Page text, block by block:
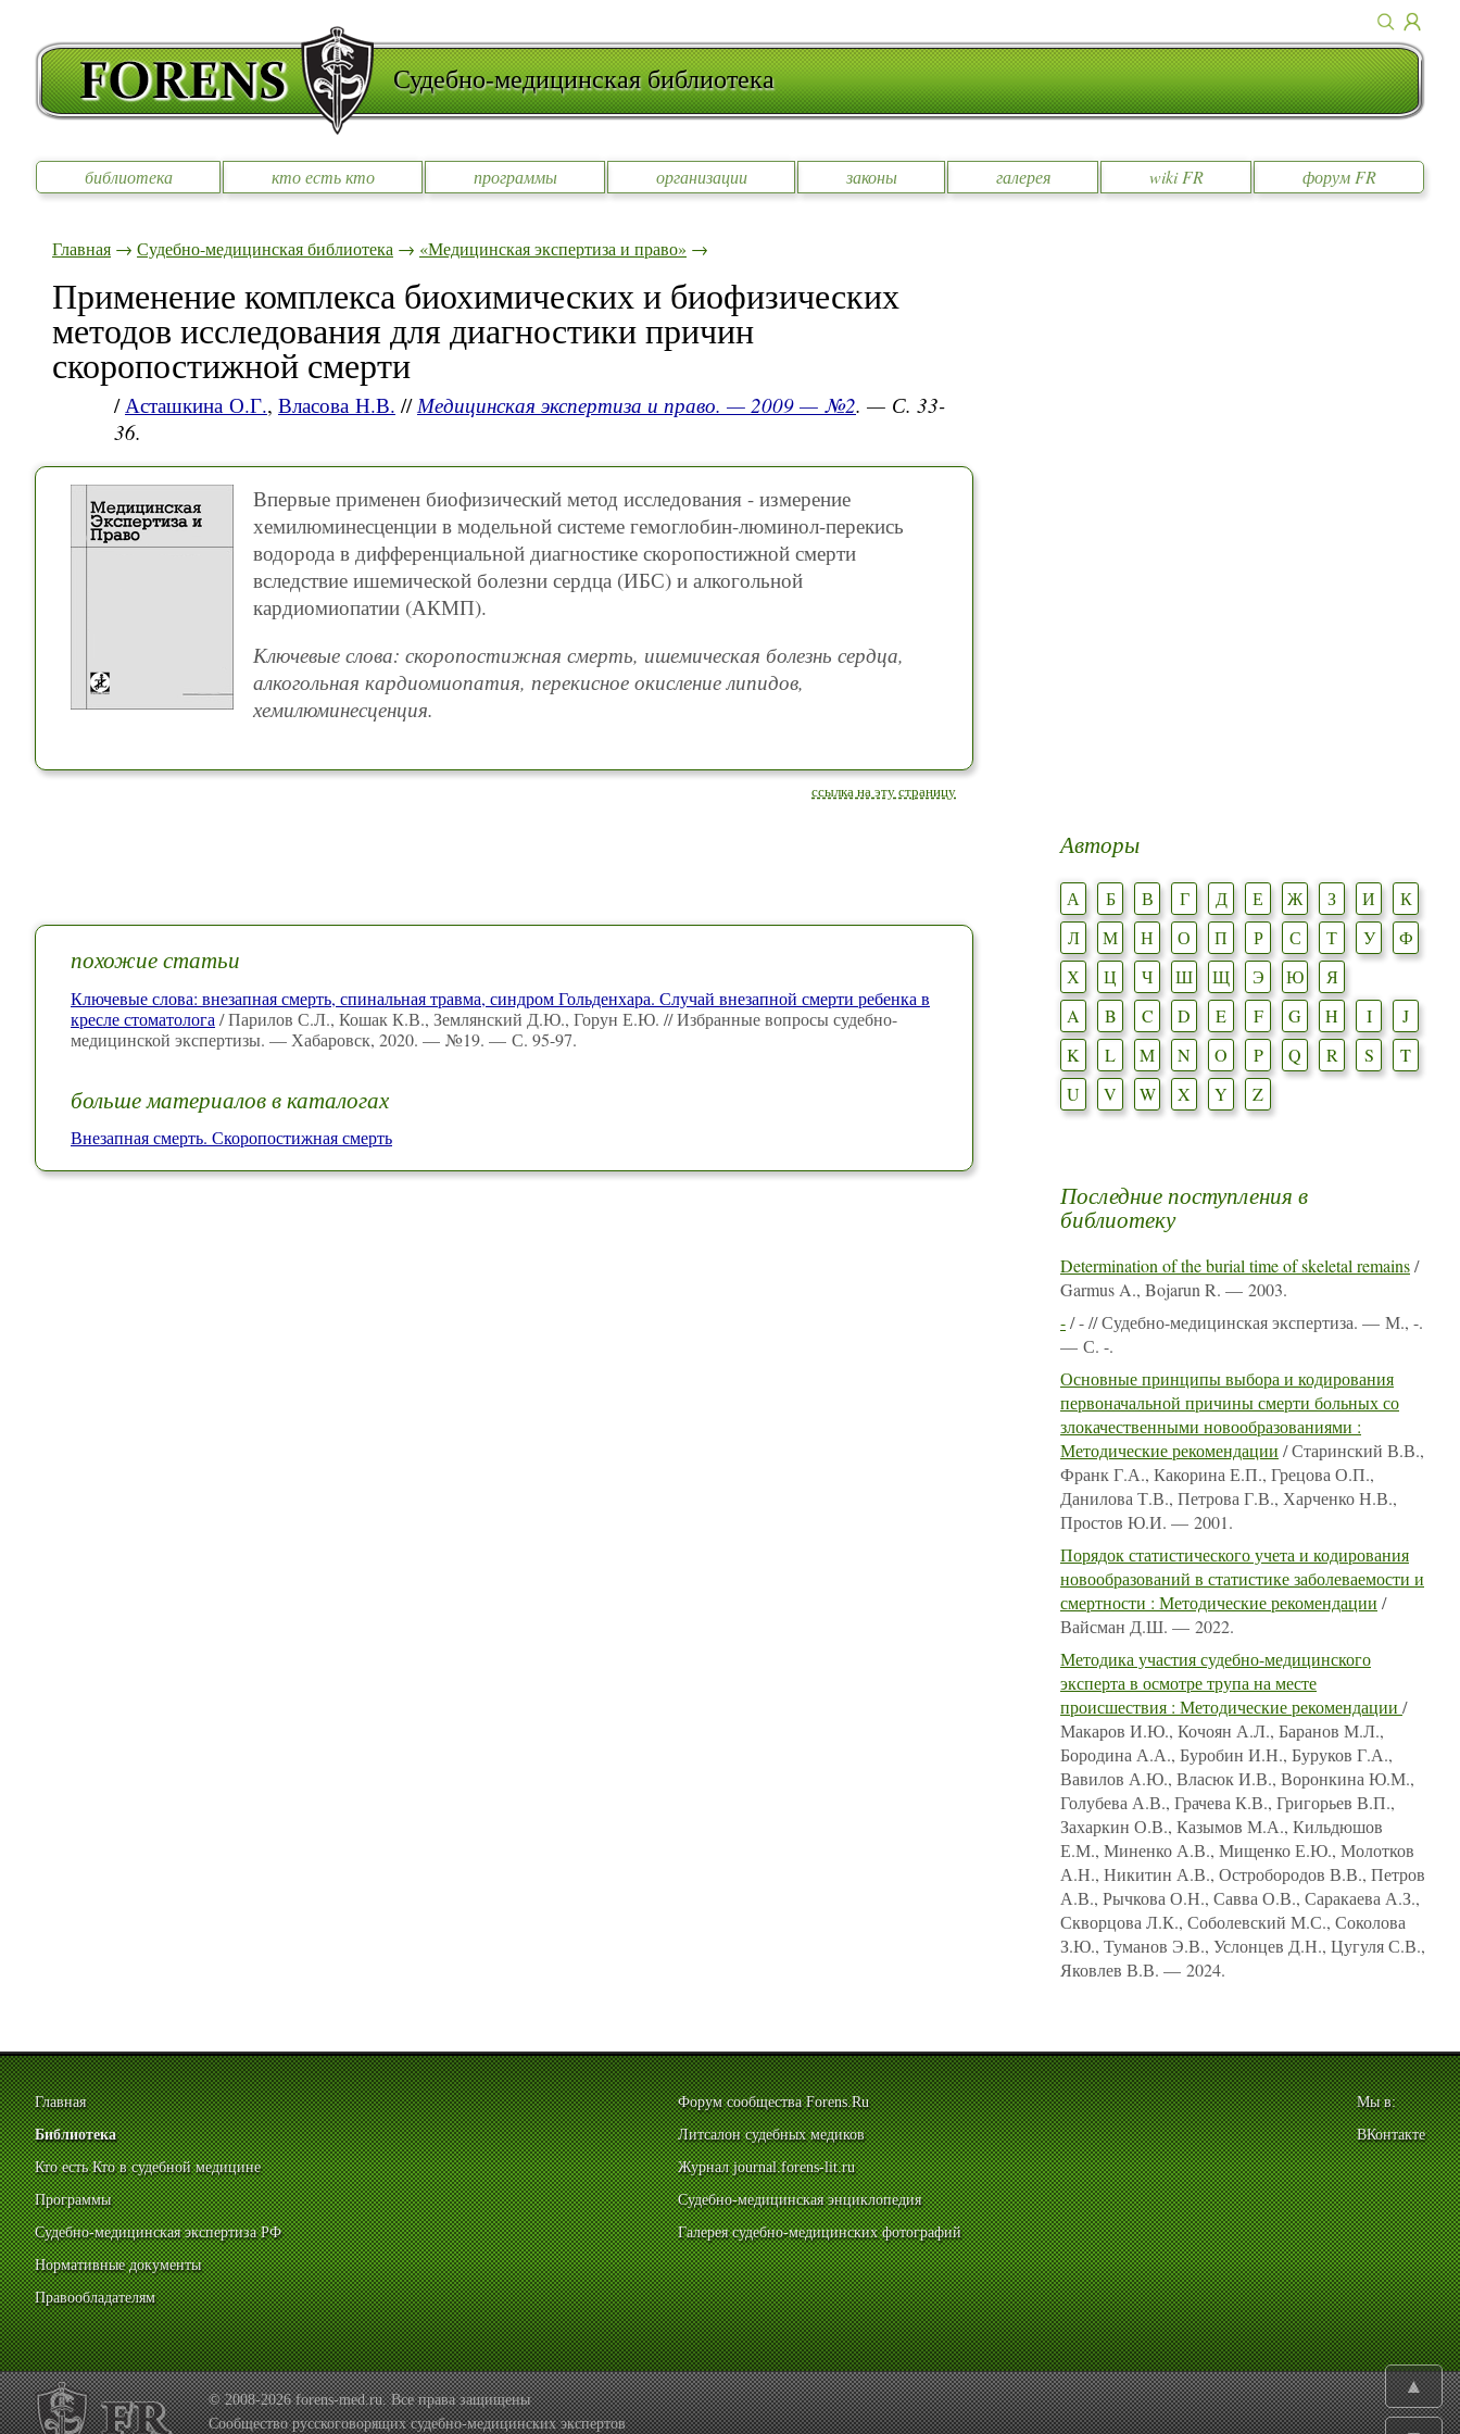
Судебно-медицинская библиотека
библиотека кто есть кто программы организации законы галерея wiki FR форум FR
Главная → Судебно-медицинская библиотека → «Медицинская экспертиза и право» →
Применение комплекса биохимических и биофизических
методов исследования для диагностики причин
скоропостижной смерти
/Асташкина О.Г., Власова Н.В. //Медицинская экспертиза и право. — 2009 — №2. — С. 33-
36.
Впервые применен биофизический метод исследования - измерение
хемилюминесценции в модельной системе гемоглобин-люминол-перекись
водорода в дифференциальной диагностике скоропостижной смерти
вследствие ишемической болезни сердца (ИБС) и алкогольной
кардиомиопатии (АКМП).
Ключевые слова: скоропостижная смерть, ишемическая болезнь сердца,
алкогольная кардиомиопатия, перекисное окисление липидов,
хемилюминесценция.
ссылка на эту страницу
похожие статьи
Ключевые слова: внезапная смерть, спинальная травма, синдром Гольденхара. Случай внезапной смерти ребенка в
кресле стоматолога / Парилов С.Л., Кошак К.В., Землянский Д.Ю., Горун Е.Ю. // Избранные вопросы судебно-
медицинской экспертизы. — Хабаровск, 2020. — №19. — С. 95-97.
больше материалов в каталогах
Внезапная смерть. Скоропостижная смерть
Авторы
А Б В Г Д Е Ж З И
К
Л
М Н О П Р С Т У
Ф
Х
Ц Ч Ш Щ Э Ю
Я
A
B C D E F G H I
J
K
L M N O P Q R S
T
U
V W X Y Z
Последние поступления в
библиотеку
Determination of the burial time of skeletal remains/
Garmus A., Bojarun R. — 2003.
-/ - // Судебно-медицинская экспертиза. — М., -.
— С. -.
Основные принципы выбора и кодирования
первоначальной причины смерти больных со
злокачественными новообразованиями :
Методические рекомендации / Старинский В.В.,
Франк Г.А., Какорина Е.П., Грецова О.П.,
Данилова Т.В., Петрова Г.В., Харченко Н.В.,
Простов Ю.И. — 2001.
Порядок статистического учета и кодирования
новообразований в статистике заболеваемости и
смертности : Методические рекомендации /
Вайсман Д.Ш. — 2022.
Методика участия судебно-медицинского
эксперта в осмотре трупа на месте
происшествия : Методические рекомендации /
Макаров И.Ю., Кочоян А.Л., Баранов М.Л.,
Бородина А.А., Буробин И.Н., Буруков Г.А.,
Вавилов А.Ю., Власюк И.В., Воронкина Ю.М.,
Голубева А.В., Грачева К.В., Григорьев В.П.,
Захаркин О.В., Казымов М.А., Кильдюшов
Е.М., Миненко А.В., Мищенко Е.Ю., Молотков
А.Н., Никитин А.В., Остробородов В.В., Петров
А.В., Рычкова О.Н., Савва О.В., Саракаева А.З.,
Скворцова Л.К., Соболевский М.С., Соколова
З.Ю., Туманов Э.В., Услонцев Д.Н., Цугуля С.В.,
Яковлев В.В. — 2024.
Главная
Библиотека
Кто есть Кто в судебной медицине
Программы
Судебно-медицинская экспертиза РФ
Нормативные документы
Правообладателям
Форум сообщества Forens.Ru
Литсалон судебных медиков
Журнал journal.forens-lit.ru
Судебно-медицинская энциклопедия
Галерея судебно-медицинских фотографий
Мы в:
ВКонтакте
© 2008-2026 forens-med.ru. Все права защищены
Сообщество русскоговорящих судебно-медицинских экспертов
▲